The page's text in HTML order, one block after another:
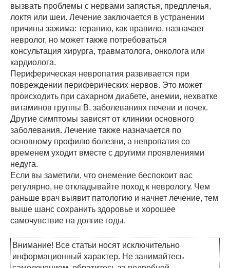
вызвать проблемы с нервами запястья, предплечья,
локтя или шеи. Лечение заключается в устранении
причины зажима: терапию, как правило, назначает
невролог, но может также потребоваться
консультация хирурга, травматолога, онколога или
кардиолога.
Периферическая невропатия развивается при
повреждении периферических нервов. Это может
происходить при сахарном диабете, анемии, нехватке
витаминов группы В, заболеваниях печени и почек.
Другие симптомы зависят от клиники основного
заболевания. Лечение также назначается по
основному профилю болезни, а невропатия со
временем уходит вместе с другими проявлениями
недуга.
Если вы заметили, что онемение беспокоит вас
регулярно, не откладывайте поход к неврологу. Чем
раньше врач выявит патологию и начнет лечение, тем
выше шанс сохранить здоровье и хорошее
самочувствие на долгие годы.
Внимание! Все статьи носят исключительно
информационный характер. Не занимайтесь